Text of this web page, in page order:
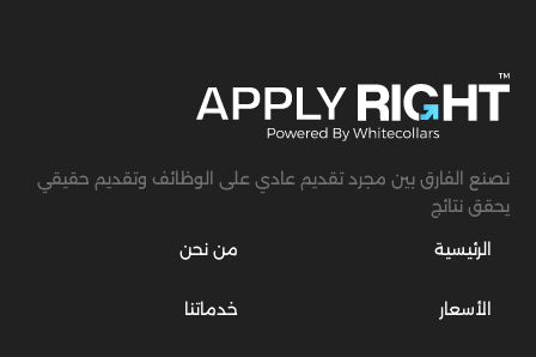
الرئيسية من نحن
الأسعار خدماتنا
نصنع الفارق بين مجرد تقديم عادي على الوظائف وتقديم حقيقي
يحقق نتائج